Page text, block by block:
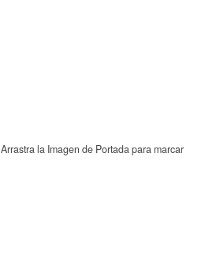
Arrastra la Imagen de Portada para marcar